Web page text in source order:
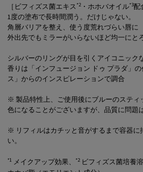
［ビフィズス菌エキス *2・ホホバオイル*3配
1度の塗布で長時間潤う。だけじゃない。
角層バリアを整え、使う度荒れづらい唇に
外出先でもミラーがいらないほど均一にと
シルバーのリングが目を引くアイコニック
香りは「インフュージョン ドゥ プラダ」
ス」からのインスピレーションで調合
※ 製品特性上、ご使用後にブルーのスティ
色になることがございますが、品質に問題
※ リフィルはカチッと音がするまで容器に
い。
*1 メイクアップ効果、 *2ビフィズス菌培養